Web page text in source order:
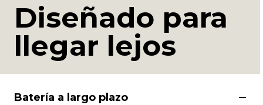
Diseñado para
llegar lejos
Batería a largo plazo